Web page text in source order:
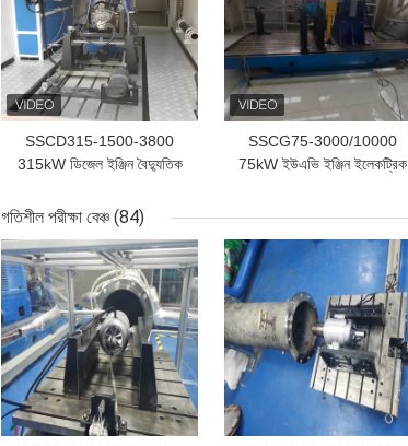
SSCD315-1500-3800
315kW ডিজেল ইঞ্জিন বৈদ্যুতিক
SSCG75-3000/10000
75kW ইউএভি ইঞ্জিন ইলেকট্রিক
গতিশীল পরীক্ষা বেঞ্চ (84)
ভালো দাম ভালো দাম